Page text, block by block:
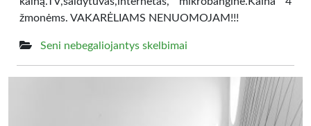
žmonėms. VAKARĖLIAMS NENUOMOJAM!!!
Seni nebegaliojantys skelbimai